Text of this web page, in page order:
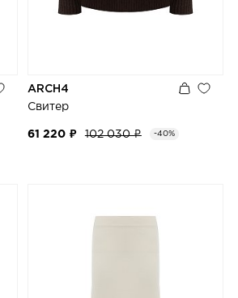
ARCH4
Свитер
61 220 ₽ 102 030 ₽ -40%